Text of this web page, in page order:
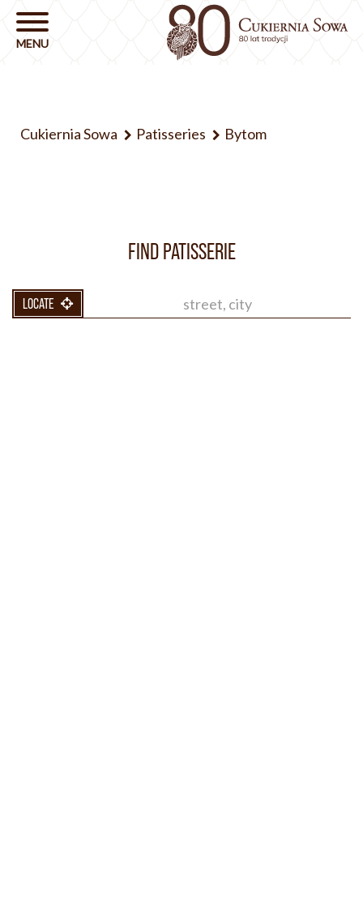
Cukiernia Sowa Patisseries Bytom
FIND PATISSERIE
LOCATE